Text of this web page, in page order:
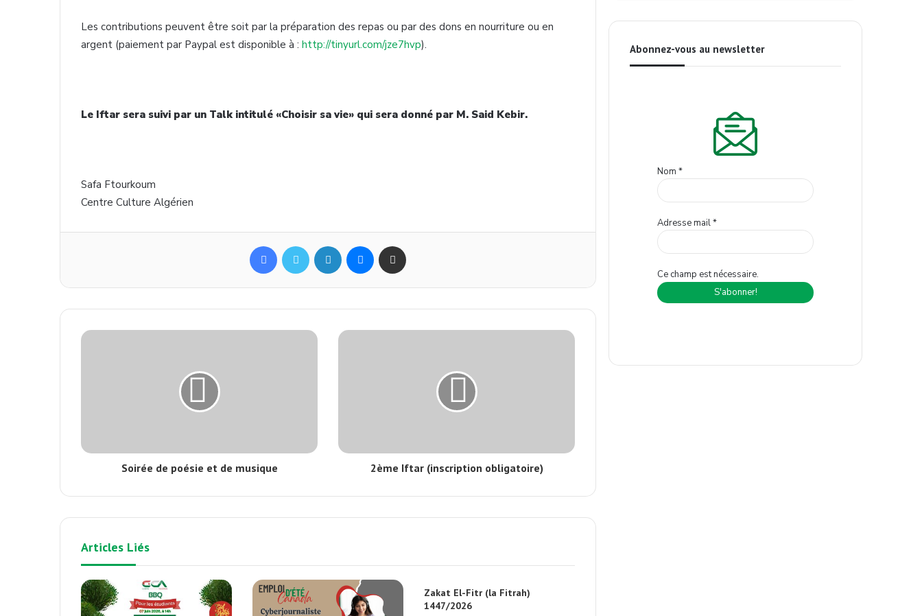
Les contributions peuvent être soit par la préparation des repas ou par des dons en nourriture ou en
argent (paiement par Paypal est disponible à : http://tinyurl.com/jze7hvp).
Le Iftar sera suivi par un Talk intitulé «Choisir sa vie» qui sera donné par M. Said Kebir.
Safa Ftourkoum
Centre Culture Algérien
Soirée de poésie et de musique 2ème Iftar (inscription obligatoire)
Articles Liés
Zakat El-Fitr (la Fitrah)
1447/2026
Abonnez-vous au newsletter
Nom*
Adresse mail*
Ce champ est nécessaire.